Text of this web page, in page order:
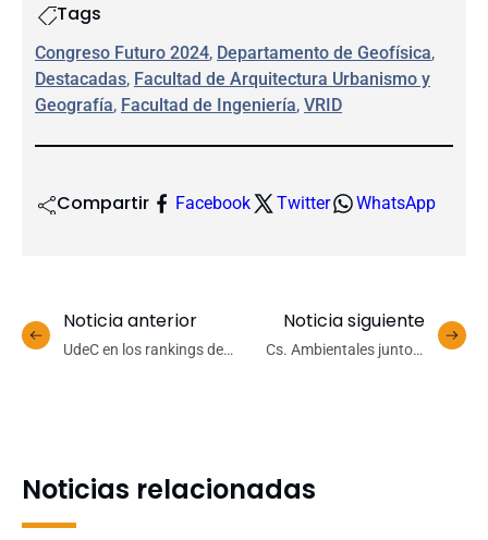
Tags
Congreso Futuro 2024, Departamento de Geofísica
Destacadas, Facultad de Arquitectura Urbanismo y
Geografía, Facultad de Ingeniería, VRID
Compartir Facebook Twitter WhatsApp
Noticia anterior
UdeC en los rankings de
Noticia siguiente
Cs. Ambientales junto a
Noticias relacionadas